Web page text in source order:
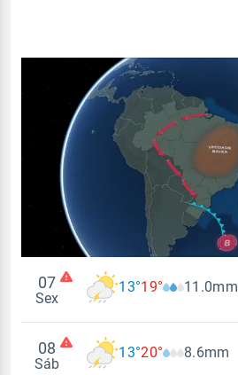
07
Sex
13°19° 11.0mm
MadrugadaManhãTarde
08
Sáb
13°20° 8.6mm